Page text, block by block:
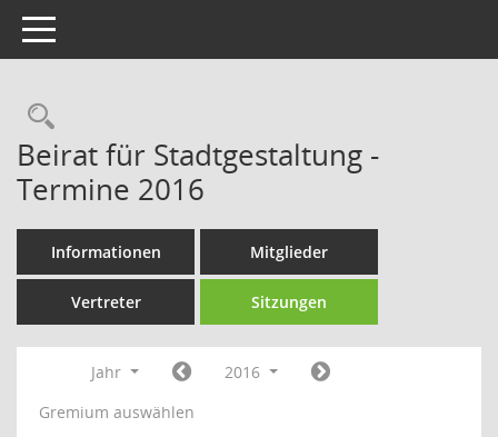
Toggle navigation
Rechercheauswahl
Beirat für Stadtgestaltung -
Termine 2016
Informationen Mitglieder
Vertreter Sitzungen
Jahr
2016
Gremium auswählen